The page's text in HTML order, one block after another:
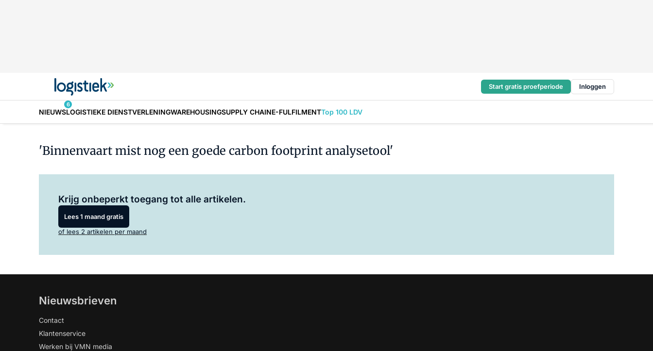
Start gratis proefperiode Inloggen
NIEUWS
6
LOGISTIEKE DIENSTVERLENINGWAREHOUSINGSUPPLY CHAINE-FULFILMENTTop 100 LDV
'Binnenvaart mist nog een goede carbon footprint analysetool'
Krijg onbeperkt toegang tot alle artikelen.
Lees 1 maand gratis
of lees 2 artikelen per maand
Nieuwsbrieven
Contact
Klantenservice
Werken bij VMN media